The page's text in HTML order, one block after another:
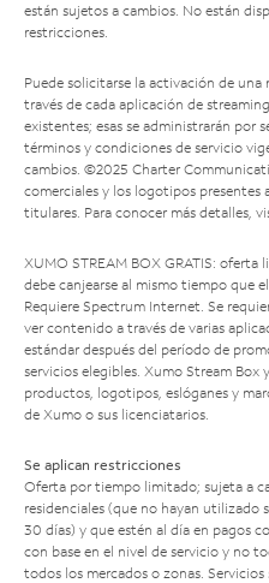
están sujetos a cambios. No están
restricciones.
Puede solicitarse la activación de
través de cada aplicación de
existentes; esas se administrarán por
términos y condiciones de servicio
cambios. ©2025 Charter
comerciales y los logotipos presentes
titulares. Para conocer más detalles,
XUMO STREAM BOX GRATIS:
debe canjearse al mismo tiempo que
Requiere Spectrum Internet. Se
ver contenido a través de varias
estándar después del período de
servicios elegibles. Xumo Stream Box
productos, logotipos, eslóganes y
de Xumo o sus licenciatarios.
Se aplican restricciones
Oferta por tiempo limitado; sujeta a
residenciales (que no hayan utilizado
30 días) y que estén al día en pagos
con base en el nivel de servicio y no
todos los mercados o zonas.